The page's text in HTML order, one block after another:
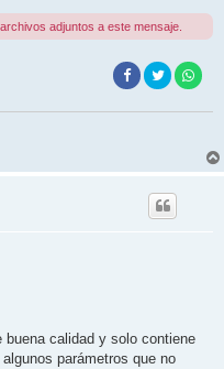
adjuntos a este mensaje.
buena calidad y solo contiene
parámetros que no